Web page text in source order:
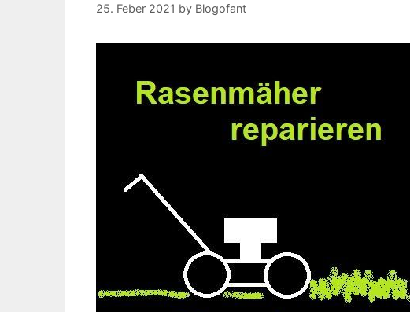
25. Feber 2021 by Blogofant